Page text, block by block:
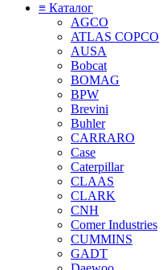
≡ Каталог
AGCO
ATLAS COPCO
AUSA
Bobcat
BOMAG
BPW
Brevini
Buhler
CARRARO
Case
Caterpillar
CLAAS
CLARK
CNH
Comer Industries
CUMMINS
GADT